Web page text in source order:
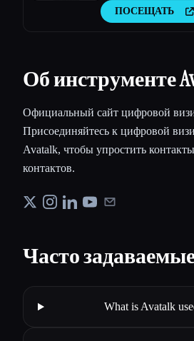
CRM после каждого
могли
ПОСЕЩАТЬ
Об инструменте
Официальный сайт цифровой
Присоединяйтесь к цифровой
Avatalk, чтобы упростить
контактов.
Часто
What is Avatalk